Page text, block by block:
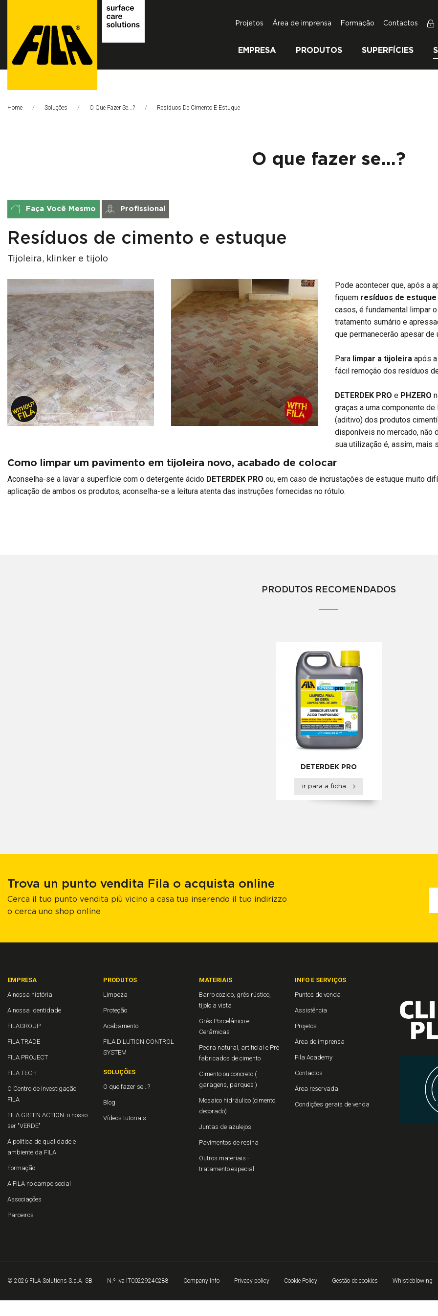
Solutions
EMPRESA PRODUTOS SUPERFÍCIES
Projetos Área de imprensa Formação Contactos
Home Soluções O Que Fazer Se...? Página Atual:
Resíduos De Cimento E Estuque
O que fazer se...?
Faça Você Mesmo Profissional
Resíduos de cimento e estuque
Tijoleira, klinker e tijolo
Pode acontecer que, após a
fiquem resíduos de
casos, é fundamental limpar
tratamento sumário e
que permanecerão apesar de
Para limpar a tijoleira após
fácil remoção dos resíduos
DETERDEK PRO e PHZERO
graças a uma componente
(aditivo) dos produtos
disponíveis no mercado, não
sua utilização é, assim, mais
Como limpar um pavimento em tijoleira novo, acabado de colocar
Aconselha-se a lavar a superfície com o detergente ácido DETERDEK PRO ou, em caso de incrustações de estuque muito
aplicação de ambos os produtos, aconselha-se a leitura atenta das instruções fornecidas no rótulo.
PRODUTOS RECOMENDADOS
DETERDEK PRO
ir para a ficha
Trova un punto vendita Fila o acquista online
Cerca il tuo punto vendita più vicino a casa tua inserendo il tuo indirizzo
o cerca uno shop online
EMPRESA
A nossa história
A nossa identidade
FILAGROUP
FILA TRADE
FILA PROJECT
FILA TECH
O Centro de Investigação
FILA
FILA GREEN ACTION: o nosso
ser "VERDE"
A política de qualidade e
ambiente da FILA
Formação
A FILA no campo social
Associações
Parceiros
PRODUTOS
Limpeza
Proteção
Acabamento
FILA DILUTION CONTROL
SYSTEM
SOLUÇÕES
O que fazer se...?
Blog
Vídeos tutoriais
MATERIAIS
Barro cozido, grés rústico,
tijolo a vista
Grés Porcelânico e
Cerâmicas
Pedra natural, artificial e Pré
fabricados de cimento
Cimento ou concreto (
garagens, parques )
Mosaico hidráulico (cimento
decorado)
Juntas de azulejos
Pavimentos de resina
Outros materiais -
tratamento especial
INFO E SERVIÇOS
Puntos de venda
Assistência
Projetos
Área de imprensa
Fila Academy
Contactos
Área reservada
Condições gerais de venda
© 2026 FILA Solutions S.p.A. SB N.º Iva IT00229240288 Company Info Privacy policy Cookie Policy Gestão de cookies Whistleblowing